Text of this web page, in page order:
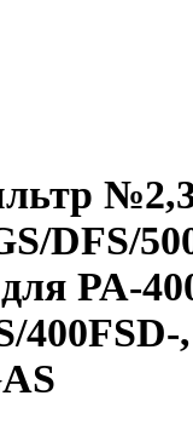
DFS/
PA-
400FSD-,